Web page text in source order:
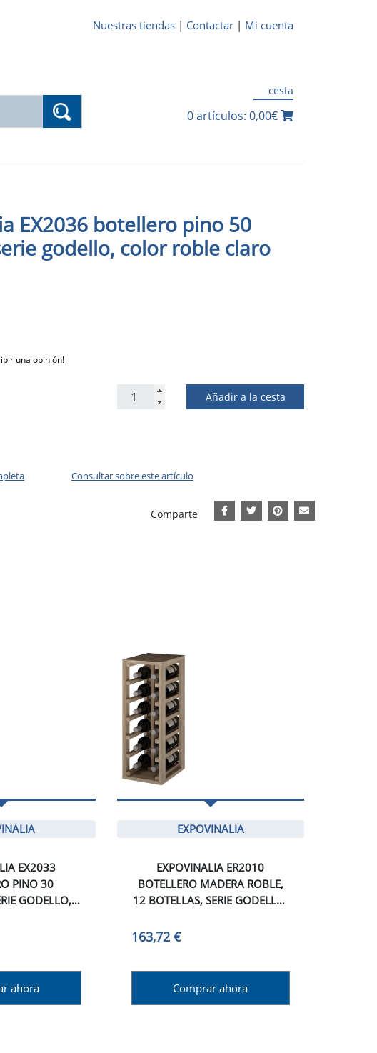
Nuestras tiendas | Contactar | Mi cuenta
cesta
0 artículos: 0,00€
EX2036 botellero pino 50
godello, color roble claro
una opinión!
Añadir a la cesta
Consultar sobre este artículo
Comparte
EX2033
PINO 30
GODELLO,
ahora
EXPOVINALIA
EXPOVINALIA ER2010
BOTELLERO MADERA ROBLE,
12 BOTELLAS, SERIE GODELLO,
163,72 €
Comprar ahora